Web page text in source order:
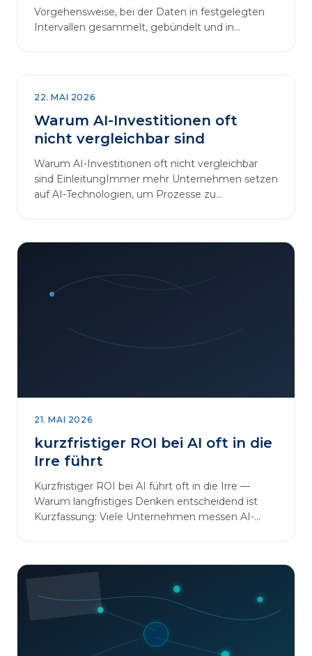
Vorgehensweise, bei der Daten in festgelegten
Intervallen gesammelt, gebündelt und in
22. MAI 2026
Warum AI-Investitionen oft
nicht vergleichbar sind
Warum AI-Investitionen oft nicht vergleichbar
sind EinleitungImmer mehr Unternehmen setzen
auf AI-Technologien, um Prozesse zu
verschaffen. In diesem Artikel betrachten wir die
Projekte oft irreführend ist. Außerdem zeigen wir,
21. MAI 2026
kurzfristiger ROI bei AI oft in die
Irre führt
Kurzfristiger ROI bei AI führt oft in die Irre —
Warum langfristiges Denken entscheidend ist
Kurzfassung: Viele Unternehmen messen AI-